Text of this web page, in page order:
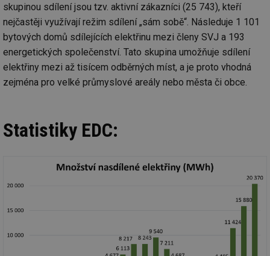
skupinou sdílení jsou tzv. aktivní zákazníci (25 743), kteří
nejčastěji využívají režim sdílení „sám sobě“. Následuje 1 101
bytových domů sdílejících elektřinu mezi členy SVJ a 193
energetických společenství. Tato skupina umožňuje sdílení
elektřiny mezi až tisícem odběrných míst, a je proto vhodná
zejména pro velké průmyslové areály nebo města či obce.
Statistiky EDC: